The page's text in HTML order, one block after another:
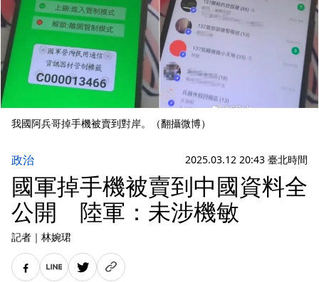
我國阿兵哥掉手機被賣到對岸。（翻攝微博）
政治 2025.03.12 20:43 臺北時間
國軍掉手機被賣到中國資料全
公開 陸軍：未涉機敏
記者 ｜ 林婉珺